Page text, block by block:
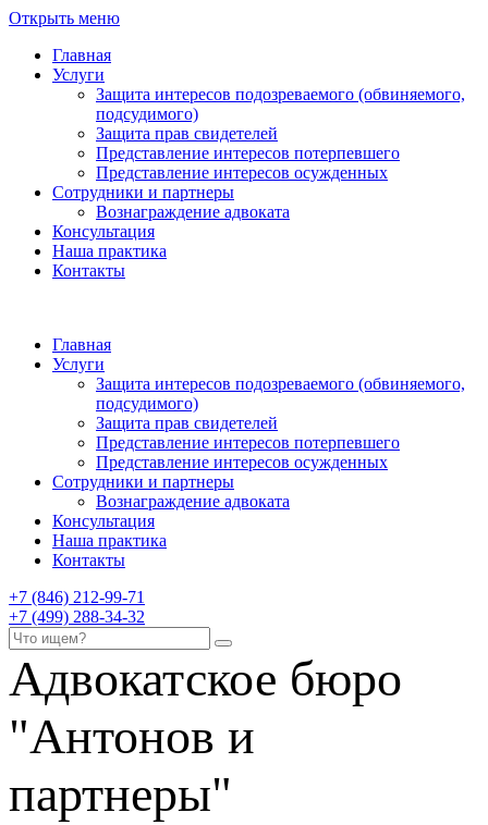
Открыть меню
Главная
Услуги
Защита интересов подозреваемого (обвиняемого,
подсудимого)
Защита прав свидетелей
Представление интересов потерпевшего
Представление интересов осужденных
Сотрудники и партнеры
Вознаграждение адвоката
Консультация
Наша практика
Контакты
Главная
Услуги
Защита интересов подозреваемого (обвиняемого,
подсудимого)
Защита прав свидетелей
Представление интересов потерпевшего
Представление интересов осужденных
Сотрудники и партнеры
Вознаграждение адвоката
Консультация
Наша практика
Контакты
+7 (846) 212-99-71
+7 (499) 288-34-32
Адвокатское бюро
"Антонов и
партнеры"